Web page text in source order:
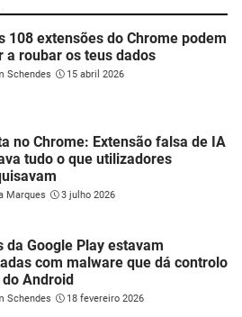
108 extensões do Chrome podem
a roubar os teus dados
Schendes 15 abril 2026
no Chrome: Extensão falsa de IA
tudo o que utilizadores
Marques 3 julho 2026
da Google Play estavam
com malware que dá controlo
Android
Schendes 18 fevereiro 2026